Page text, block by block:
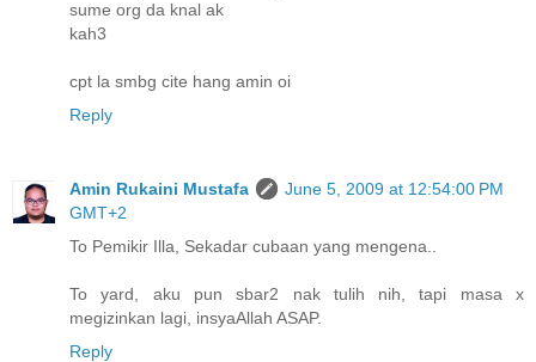
sume org da knal ak
kah3
cpt la smbg cite hang amin oi
Reply
Amin Rukaini Mustafa
June 5, 2009 at 12:54:00 PM
GMT+2
To Pemikir Illa, Sekadar cubaan yang mengena..
To yard, aku pun sbar2 nak tulih nih, tapi masa x
megizinkan lagi, insyaAllah ASAP.
Reply